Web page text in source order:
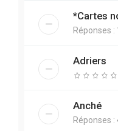
*Cartes
Réponses :
Adriers
Anché
Réponses :